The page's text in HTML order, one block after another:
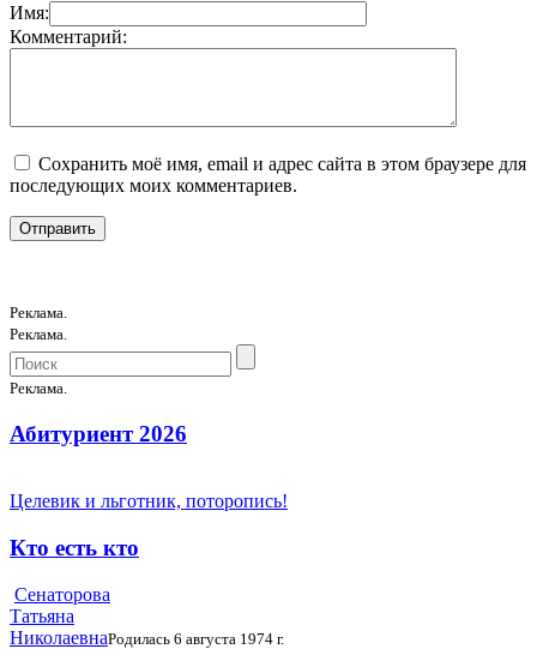
Имя:
Комментарий:
Сохранить моё имя, email и адрес сайта в этом браузере для
последующих моих комментариев.
Реклама.
Реклама.
Реклама.
Абитуриент 2026
Целевик и льготник, поторопись!
Кто есть кто
Сенаторова
Татьяна
НиколаевнаРодилась 6 августа 1974 г.